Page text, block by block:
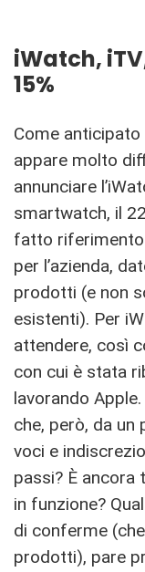
iWatch,
15%
Come anticipato
appare molto
annunciare
smartwatch, il
fatto riferimento
per l’azienda,
prodotti (e non
esistenti). Per
attendere, così
con cui è stata
lavorando
che, però, da un
voci e
passi? È
in funzione?
di conferme
prodotti), pare